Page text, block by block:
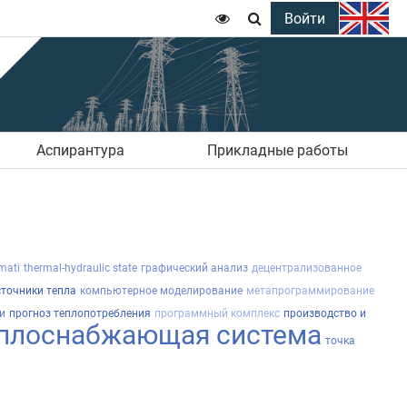
  Войти
Аспирантура Прикладные работы
thermal-hydraulic state графический анализ децентрализованное
тепла компьютерное моделирование метапрограммирование
прогноз теплопотребления программный комплекс производство и
система точка